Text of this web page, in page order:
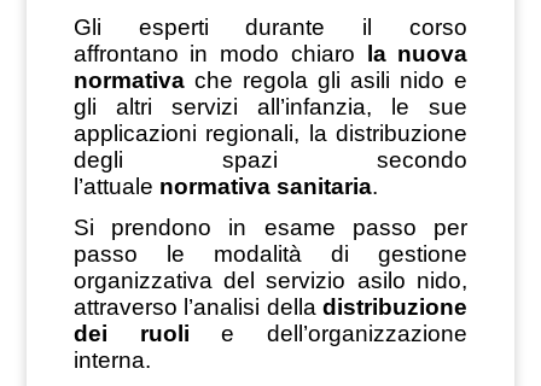
Gli esperti durante il corso
affrontano in modo chiaro la nuova
normativache regola gli asili nido e
gli altri servizi all’infanzia, le sue
applicazioni regionali, la distribuzione
degli spazi secondo
l’attuale normativa sanitaria.
Si prendono in esame passo per
passo le modalità di gestione
organizzativa del servizio asilo nido,
attraverso l’analisi delladistribuzione
dei ruoli e dell’organizzazione
interna.